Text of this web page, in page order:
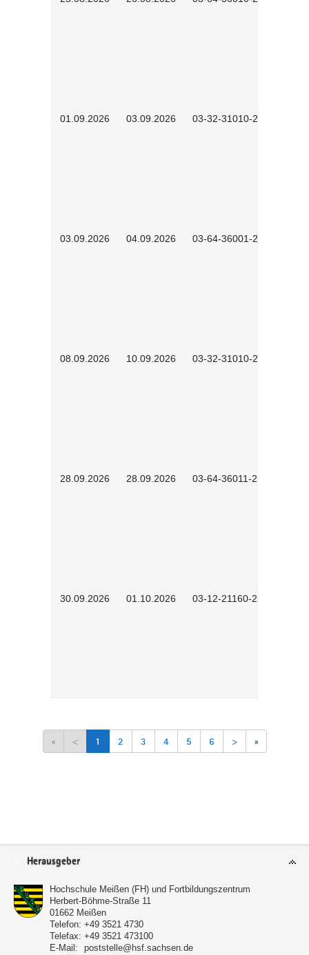
01.09.2026 03.09.2026 03-32-31010-2603
03.09.2026 04.09.2026 03-64-36001-2602
08.09.2026 10.09.2026 03-32-31010-2606
28.09.2026 28.09.2026 03-64-36011-2603
30.09.2026 01.10.2026 03-12-21160-2601
« < 1 2 3 4 5 6 > »
Service
Herausgeber
Hochschule Meißen (FH) und Fortbildungszentrum
Herbert-Böhme-Straße 11
01662 Meißen
Telefon: +49 3521 4730
Telefax: +49 3521 473100
E-Mail:
poststelle@hsf.sachsen.de